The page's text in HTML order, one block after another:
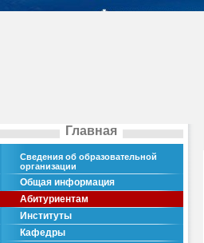
Главная
Сведения об образовательной
организации
Общая информация
Абитуриентам
Институты
Кафедры